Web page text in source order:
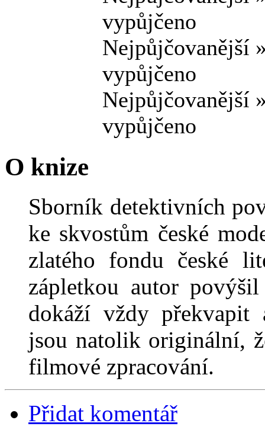
vypůjčeno
Nejpůjčovanější
vypůjčeno
Nejpůjčovanější
vypůjčeno
O knize
Sborník detektivních
ke skvostům české
zlatého fondu české
zápletkou autor
dokáží vždy překvapit
jsou natolik originální,
filmové zpracování.
Přidat komentář